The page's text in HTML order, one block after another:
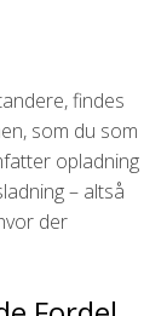
findes
som du som
opladning
– altså
der